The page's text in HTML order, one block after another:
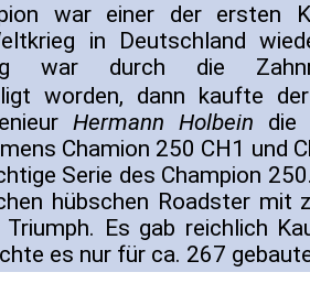
war einer der ersten
in Deutschland
war durch die
worden, dann kaufte
Hermann Holbein die
Chamion 250 CH1 und
Serie des Champion
hübschen Roadster mit
Es gab reichlich
es nur für ca. 267